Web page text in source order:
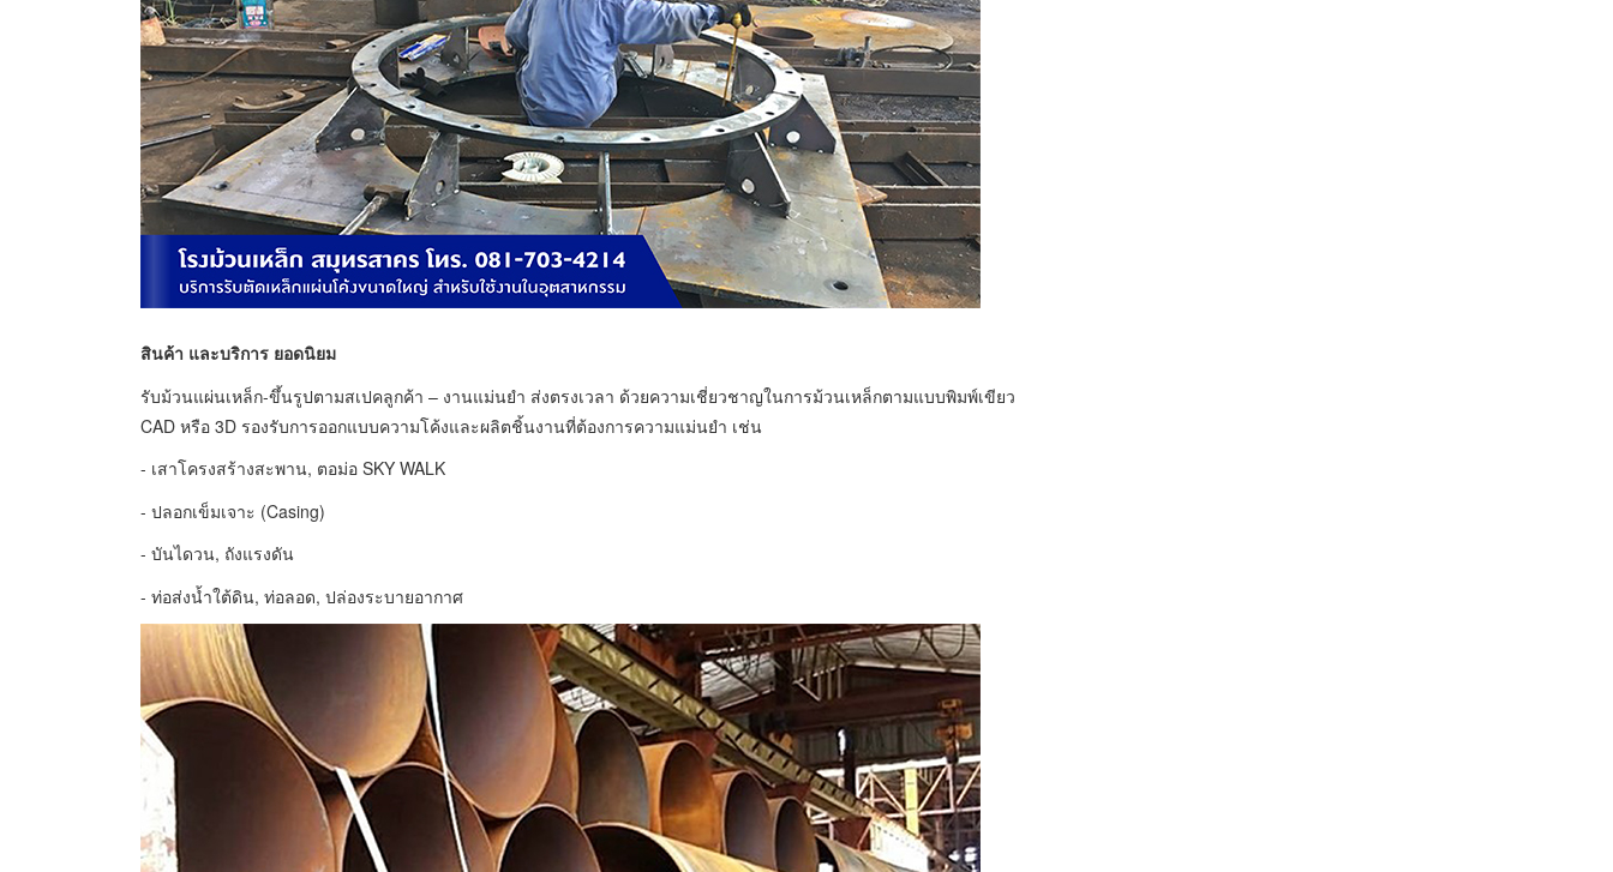
สินค้า และบริการ ยอดนิยม
รับม้วนแผ่นเหล็ก-ขึ้นรูปตามสเปคลูกค้า – งานแม่นยำ ส่งตรงเวลา ด้วยความเชี่ยวชาญในการม้วนเหล็กตามแบบพิมพ์เขียว
CAD หรือ 3D รองรับการออกแบบความโค้งและผลิตชิ้นงานที่ต้องการความแม่นยำ เช่น
- เสาโครงสร้างสะพาน, ตอม่อ SKY WALK
- ปลอกเข็มเจาะ (Casing)
- บันไดวน, ถังแรงดัน
- ท่อส่งน้ำใต้ดิน, ท่อลอด, ปล่องระบายอากาศ